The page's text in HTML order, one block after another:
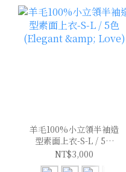
羊毛100%小立領半袖造
型素面上衣-S-L / 5色
(Elegant & Love)
NT$3,000